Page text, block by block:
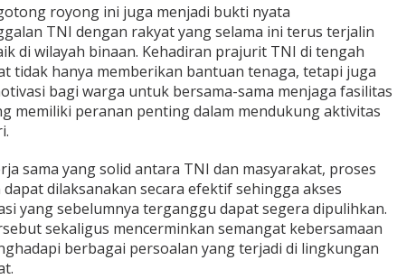
royong ini juga menjadi bukti nyata
TNI dengan rakyat yang selama ini terus terjalin
di wilayah binaan. Kehadiran prajurit TNI di tengah
tidak hanya memberikan bantuan tenaga, tetapi juga
bagi warga untuk bersama-sama menjaga fasilitas
memiliki peranan penting dalam mendukung aktivitas
sama yang solid antara TNI dan masyarakat, proses
dilaksanakan secara efektif sehingga akses
yang sebelumnya terganggu dapat segera dipulihkan.
sekaligus mencerminkan semangat kebersamaan
berbagai persoalan yang terjadi di lingkungan